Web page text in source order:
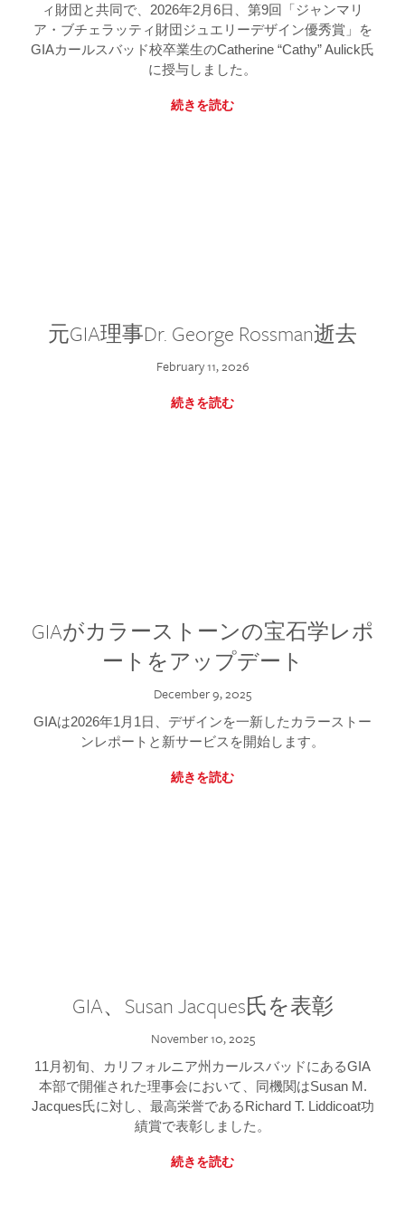
ィ財団と共同で、2026年2月6日、第9回「ジャンマリ
ア・ブチェラッティ財団ジュエリーデザイン優秀賞」を
GIAカールスバッド校卒業生のCatherine “Cathy” Aulick氏
に授与しました。
続きを読む
元GIA理事Dr. George Rossman逝去
February 11, 2026
続きを読む
GIAがカラーストーンの宝石学レポ
ートをアップデート
December 9, 2025
GIAは2026年1月1日、デザインを一新したカラーストー
ンレポートと新サービスを開始します。
続きを読む
GIA、Susan Jacques氏を表彰
November 10, 2025
11月初旬、カリフォルニア州カールスバッドにあるGIA
本部で開催された理事会において、同機関はSusan M.
Jacques氏に対し、最高栄誉であるRichard T. Liddicoat功
績賞で表彰しました。
続きを読む